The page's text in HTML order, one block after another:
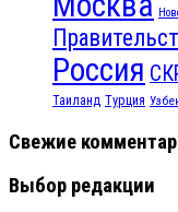
Россия
Таиланд Турция
Свежие
Выбор редакции